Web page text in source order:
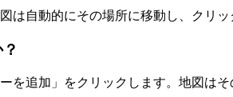
自動的にその場所に移動し、クリ
追加」をクリックします。地図はそ